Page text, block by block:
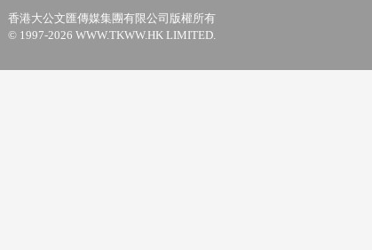
香港大公文匯傳媒集團有限公司版權所有
© 1997-2026 WWW.TKWW.HK LIMITED.